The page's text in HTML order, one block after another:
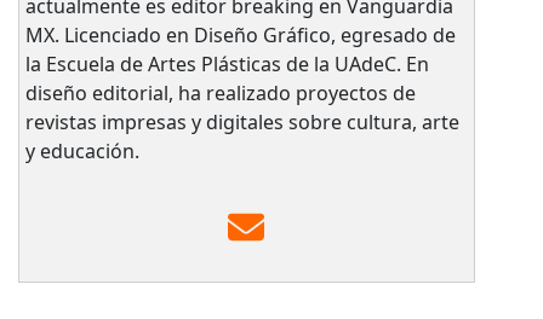
actualmente es editor breaking en Vanguardia
MX. Licenciado en Diseño Gráfico, egresado de
la Escuela de Artes Plásticas de la UAdeC. En
diseño editorial, ha realizado proyectos de
revistas impresas y digitales sobre cultura, arte
y educación.